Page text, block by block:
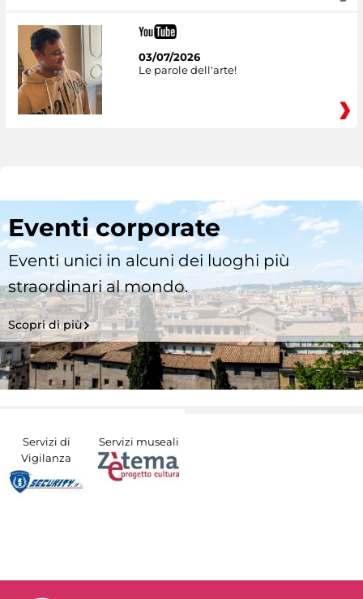
03/07/2026
Le parole dell'arte!
Eventi corporate
Eventi unici in alcuni dei luoghi più
straordinari al mondo.
Scopri di più
Servizi di
Vigilanza
Servizi museali